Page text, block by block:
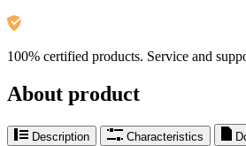
100% certified products. Service and
About product
Description Characteristics